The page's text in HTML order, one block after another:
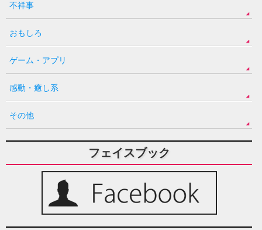
不祥事
おもしろ
ゲーム・アプリ
感動・癒し系
その他
フェイスブック